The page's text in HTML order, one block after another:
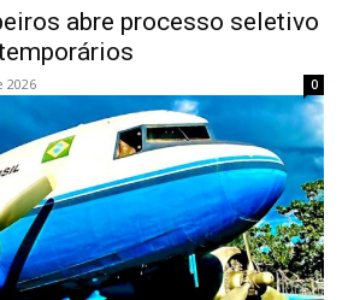
abre processo seletivo
2026 0